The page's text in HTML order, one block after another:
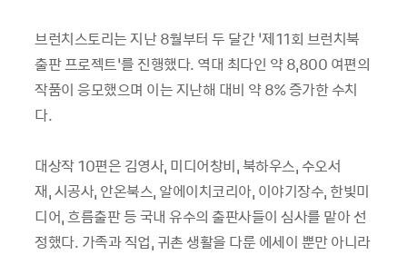
브런치스토리는 지난 8월부터 두 달간 ‘제11회 브런치북
출판 프로젝트’를 진행했다. 역대 최다인 약 8,800 여편의
작품이 응모했으며 이는 지난해 대비 약 8% 증가한 수치
다.
대상작 10편은 김영사, 미디어창비, 북하우스, 수오서
재, 시공사, 안온북스, 알에이치코리아, 이야기장수, 한빛미
디어, 흐름출판 등 국내 유수의 출판사들이 심사를 맡아 선
정했다. 가족과 직업, 귀촌 생활을 다룬 에세이 뿐만 아니라